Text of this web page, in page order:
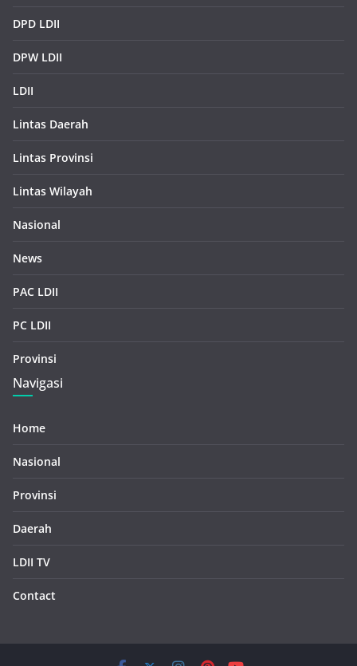
DPD LDII
DPW LDII
LDII
Lintas Daerah
Lintas Provinsi
Lintas Wilayah
Nasional
News
PAC LDII
PC LDII
Provinsi
Navigasi
Home
Nasional
Provinsi
Daerah
LDII TV
Contact